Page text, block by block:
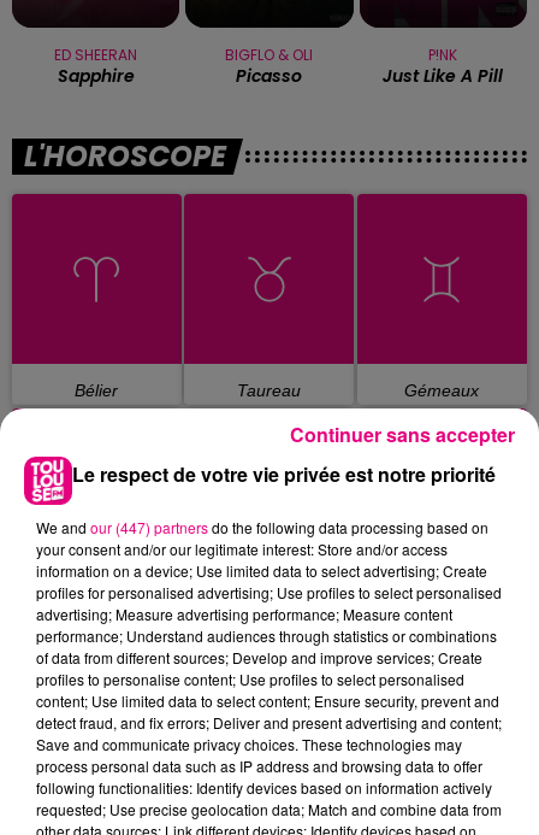
ED SHEERAN
Sapphire
BIGFLO & OLI
Picasso
P!NK
Just Like A Pill
L'HOROSCOPE
Bélier Taureau Gémeaux
Cancer Lion Vierge
Balance Scorpion Sagittaire
Le respect de votre vie privée est notre priorité
We and our (447) partnersdo the following data processing based on
your consent and/or our legitimate interest: Store and/or access
information on a device; Use limited data to select advertising; Create
profiles for personalised advertising; Use profiles to select personalised
advertising; Measure advertising performance; Measure content
performance; Understand audiences through statistics or combinations
of data from different sources; Develop and improve services; Create
profiles to personalise content; Use profiles to select personalised
content; Use limited data to select content; Ensure security, prevent and
detect fraud, and fix errors; Deliver and present advertising and content;
Save and communicate privacy choices. These technologies may
process personal data such as IP address and browsing data to offer
following functionalities: Identify devices based on information actively
requested; Use precise geolocation data; Match and combine data from
other data sources; Link different devices; Identify devices based on
Continuer sans accepter